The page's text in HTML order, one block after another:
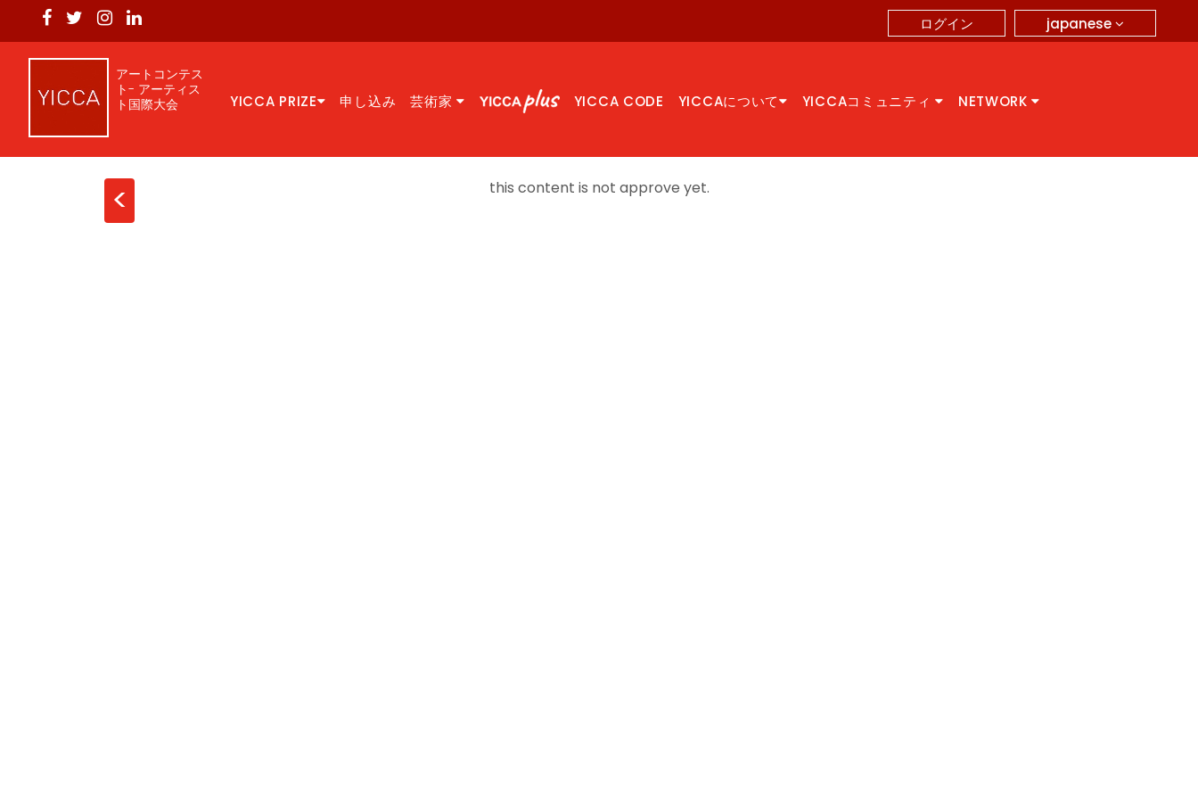
japanese
ログイン
アートコンテス
ト- アーティス
ト国際大会
YICCA PRIZE 申し込み 芸術家 YICCA CODE YICCAについて YICCAコミュニティ NETWORK
< this content is not approve yet.